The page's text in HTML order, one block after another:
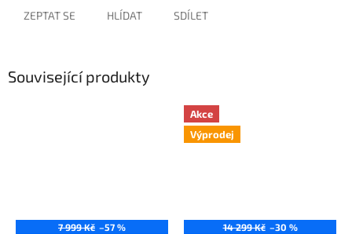
ZEPTAT SE HLÍDAT SDÍLET
Související produkty
7 999 Kč –57 %
Akce
Výprodej
14 299 Kč –30 %